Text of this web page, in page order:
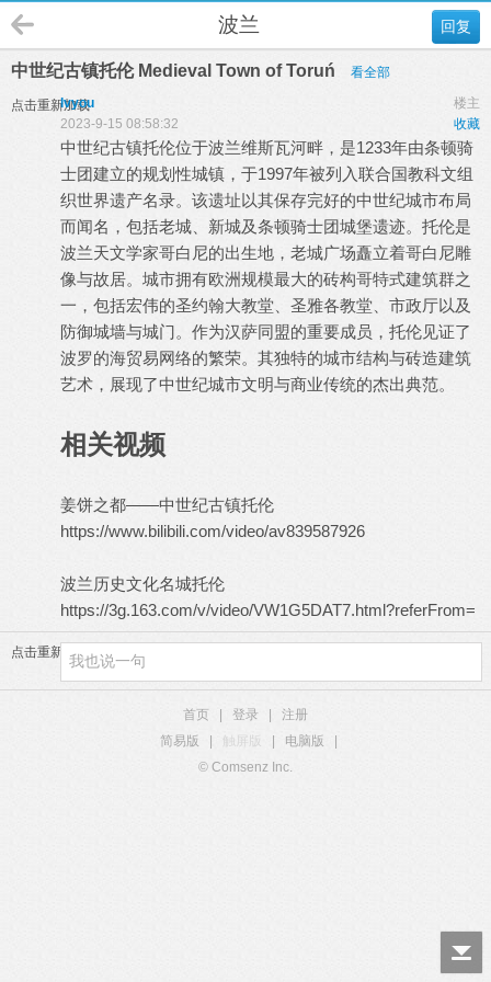
回复
波兰
中世纪古镇托伦 Medieval Town of Toruń 看全部
点击重新加载 楼主
lvyou
收藏
2023-9-15 08:58:32
中世纪古镇托伦位于波兰维斯瓦河畔，是1233年由条顿骑
士团建立的规划性城镇，于1997年被列入联合国教科文组
织世界遗产名录。该遗址以其保存完好的中世纪城市布局
而闻名，包括老城、新城及条顿骑士团城堡遗迹。托伦是
波兰天文学家哥白尼的出生地，老城广场矗立着哥白尼雕
像与故居。城市拥有欧洲规模最大的砖构哥特式建筑群之
一，包括宏伟的圣约翰大教堂、圣雅各教堂、市政厅以及
防御城墙与城门。作为汉萨同盟的重要成员，托伦见证了
波罗的海贸易网络的繁荣。其独特的城市结构与砖造建筑
艺术，展现了中世纪城市文明与商业传统的杰出典范。
相关视频
姜饼之都——中世纪古镇托伦
https://www.bilibili.com/video/av839587926
波兰历史文化名城托伦
https://3g.163.com/v/video/VW1G5DAT7.html?referFrom=
点击重新加载
首页 登录
注册
简易版
触屏版 电脑版
© Comsenz Inc.